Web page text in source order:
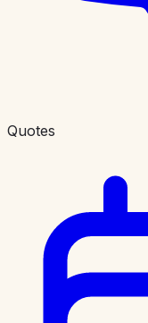
Quotes